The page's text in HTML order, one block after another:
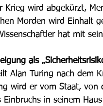
Krieg wird abgekürzt,
Morden wird Einhalt
hat mit
als
Alan Turing nach dem
wird er vom Staat, von
Einbruchs in seinem